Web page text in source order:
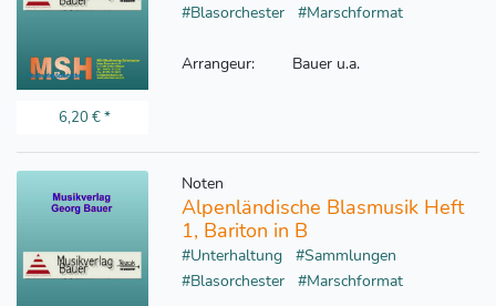
6,20 €*
#Blasorchester
#Marschformat
Arrangeur: Bauer u.a.
Noten
Alpenländische Blasmusik Heft
1, Bariton in B
#Unterhaltung
#Sammlungen
#Blasorchester
#Marschformat